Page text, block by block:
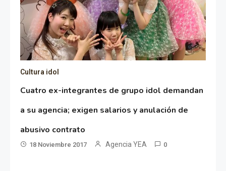
Cultura idol
Cuatro ex-integrantes de grupo idol demandan
a su agencia; exigen salarios y anulación de
abusivo contrato
18 Noviembre 2017 Agencia YEA 0